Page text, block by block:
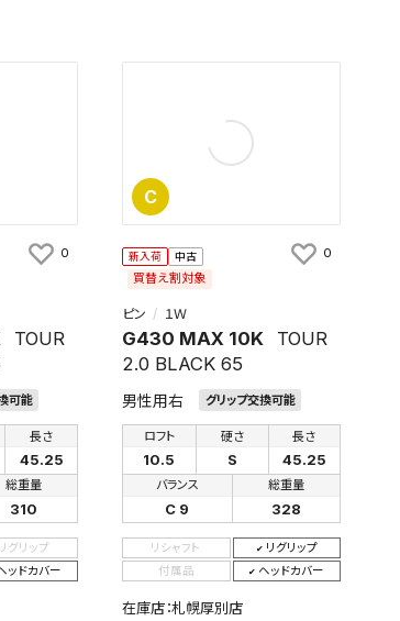
TOUR
可能
長さ
45.25
総重量
310
リグリップ
ッドカバー
0
C
新入荷 中古
買替え割対象
ピン １Ｗ
G430 MAX 10K
TOUR
2.0 BLACK 65
男性用右 グリップ交換可能
ロフト
10.5
硬さ
S
長さ
45.25
バランス
C 9
総重量
328
リシャフト
リグリップ
付属品
ヘッドカバー
在庫店：札幌厚別店
0